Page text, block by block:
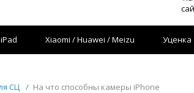
iPad Xiaomi / Huawei / Meizu Уценка
СЦ / На что способны камеры iPhone